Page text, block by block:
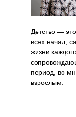
Детство —
всех начал,
жизни
период, во
взрослым.